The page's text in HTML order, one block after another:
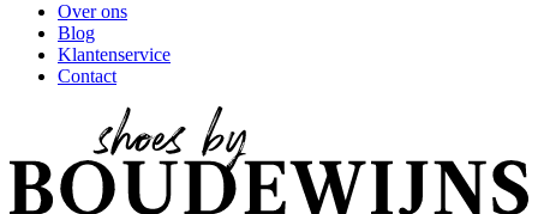
Over ons
Blog
Klantenservice
Contact